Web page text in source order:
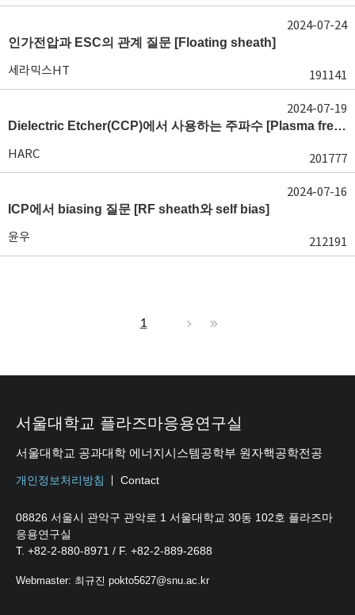
인가전압과 ESC의 관계 질문 [Floating sheath]
세라믹스HT 191141
2024-07-24
Dielectric Etcher(CCP)에서 사용하는 주파수 [Plasma frequency 및 RF sheath]
HARC 201777
2024-07-19
ICP에서 biasing 질문 [RF sheath와 self bias]
윤우 212191
2024-07-16
1
서울대학교 플라즈마응용연구실
서울대학교 공과대학 에너지시스템공학부 원자핵공학전공
개인정보처리방침 Contact
08826 서울시 관악구 관악로 1 서울대학교 30동 102호 플라즈마
응용연구실
T. +82-2-880-8971 / F. +82-2-889-2688
Webmaster: 최규진 pokto5627@snu.ac.kr